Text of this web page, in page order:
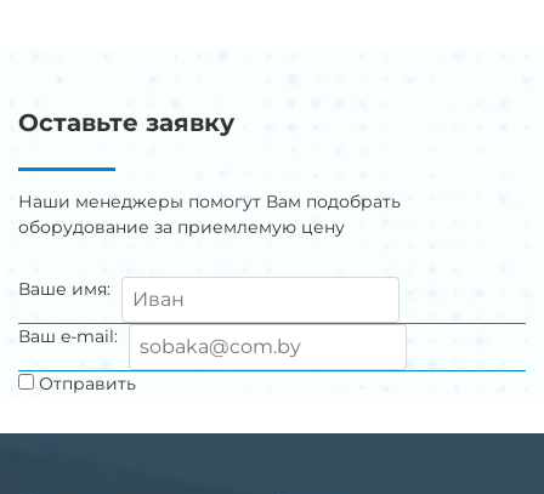
Оставьте заявку
Наши менеджеры помогут Вам подобрать
оборудование за приемлемую цену
Ваше имя:
Ваш e-mail:
Отправить